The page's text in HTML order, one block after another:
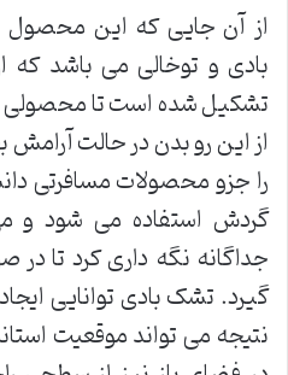
از آن جایی که این محصول
بادی و توخالی می باشد که
تشکیل شده است تا محصولی
از این رو بدن در حالت
را جزو محصولات مسافرتی
گردش استفاده می شود و
جداگانه نگه داری کرد تا در
گیرد. تشک بادی توانایی
نتیجه می تواند موقعیت